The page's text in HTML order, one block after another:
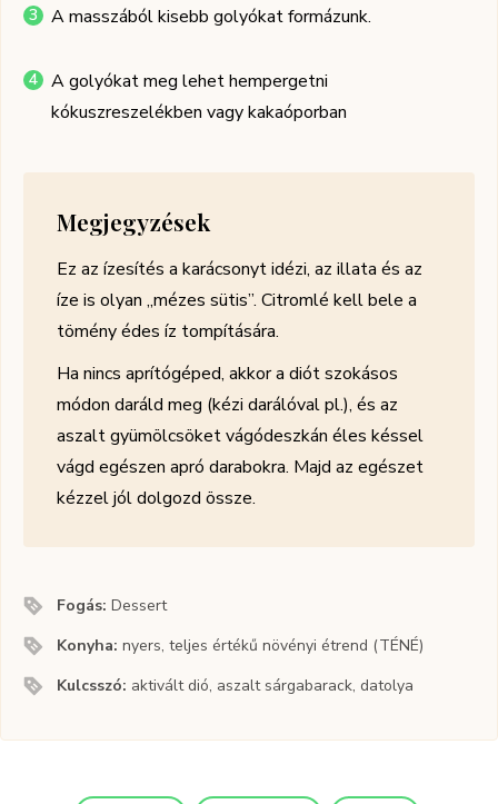
A masszából kisebb golyókat formázunk.
A golyókat meg lehet hempergetni
kókuszreszelékben vagy kakaóporban
Megjegyzések
Ez az ízesítés a karácsonyt idézi, az illata és az
íze is olyan „mézes sütis”. Citromlé kell bele a
tömény édes íz tompítására.
Ha nincs aprítógéped, akkor a diót szokásos
módon daráld meg (kézi darálóval pl.), és az
aszalt gyümölcsöket vágódeszkán éles késsel
vágd egészen apró darabokra. Majd az egészet
kézzel jól dolgozd össze.
Fogás:Dessert
Konyha:nyers, teljes értékű növényi étrend (TÉNÉ)
Kulcsszó: aktivált dió, aszalt sárgabarack, datolya